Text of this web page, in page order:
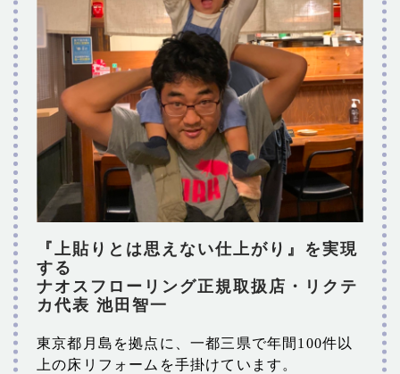
『上貼りとは思えない仕上がり』を実現
する
ナオスフローリング正規取扱店・リクテ
カ代表 池田智一
東京都月島を拠点に、一都三県で年間100件以
上の床リフォームを手掛けています。